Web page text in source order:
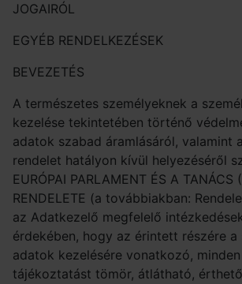
JOGAIRÓL
EGYÉB RENDELKEZÉSEK
BEVEZETÉS
A természetes személyeknek a
kezelése tekintetében történő
adatok szabad áramlásáról, valamint
rendelet hatályon kívül helyezéséről
EURÓPAI PARLAMENT ÉS A
RENDELETE (a továbbiakban:
az Adatkezelő megfelelő
érdekében, hogy az érintett részére a
adatok kezelésére vonatkozó,
tájékoztatást tömör, átlátható,